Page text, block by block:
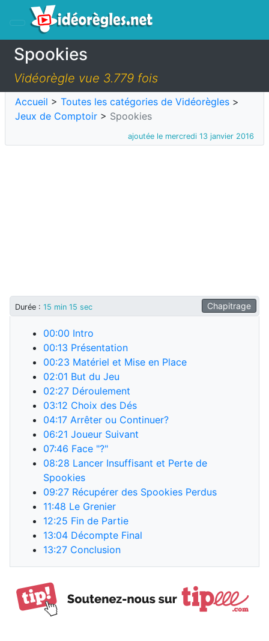
Spookies
Vidéorègle vue 3.779 fois
Accueil > Toutes les catégories de Vidéorègles >
Jeux de Comptoir > Spookies
ajoutée le mercredi 13 janvier 2016
Durée : 15 min 15 sec Chapitrage
00:00 Intro
00:13 Présentation
00:23 Matériel et Mise en Place
02:01 But du Jeu
02:27 Déroulement
03:12 Choix des Dés
04:17 Arrêter ou Continuer?
06:21 Joueur Suivant
07:46 Face "?"
08:28 Lancer Insuffisant et Perte de
Spookies
09:27 Récupérer des Spookies Perdus
11:48 Le Grenier
12:25 Fin de Partie
13:04 Décompte Final
13:27 Conclusion